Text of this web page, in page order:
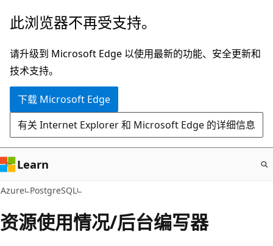
跳
主
要
内
此浏览器不再受支持。
请升级到 Microsoft Edge 以使用最新的功能、安全更新和
技术支持。
下载 Microsoft Edge
有关 Internet Explorer 和 Microsoft Edge 的详细信息
Learn
Azure PostgreSQL
资源使用情况/后台编写器